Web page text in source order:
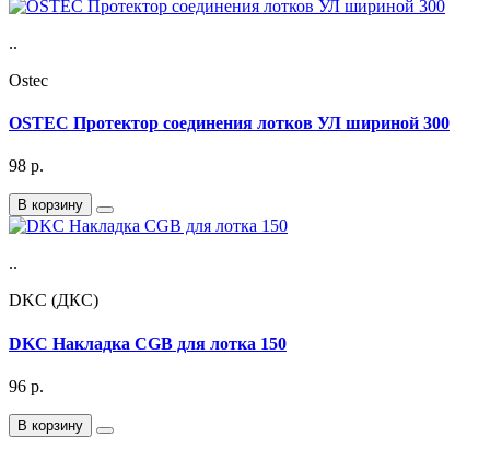
..
Ostec
OSTEC Протектор соединения лотков УЛ шириной 300
98 р.
В корзину
..
DKC (ДКС)
DKC Накладка CGB для лотка 150
96 р.
В корзину